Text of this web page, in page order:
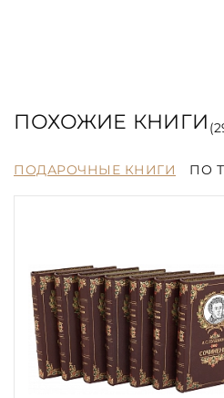
ПОХОЖИЕ КНИГИ (
ПОДАРОЧНЫЕ КНИГИ ПО